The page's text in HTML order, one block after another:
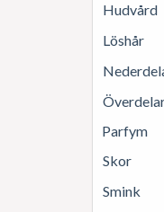
Hudvård
Löshår
Parfym
Skor
Smink